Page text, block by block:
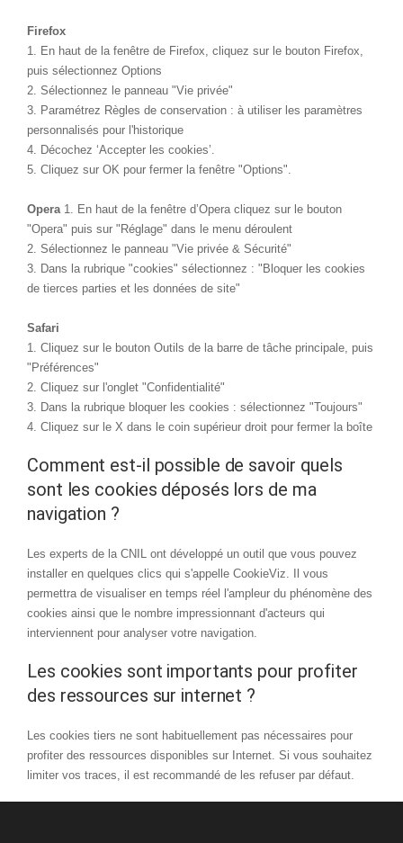
Firefox
1. En haut de la fenêtre de Firefox, cliquez sur le bouton Firefox,
puis sélectionnez Options
2. Sélectionnez le panneau "Vie privée"
3. Paramétrez Règles de conservation : à utiliser les paramètres
personnalisés pour l'historique
4. Décochez ‘Accepter les cookies’.
5. Cliquez sur OK pour fermer la fenêtre "Options".
Opera1. En haut de la fenêtre d’Opera cliquez sur le bouton
"Opera" puis sur "Réglage" dans le menu déroulent
2. Sélectionnez le panneau "Vie privée & Sécurité"
3. Dans la rubrique "cookies" sélectionnez : "Bloquer les cookies
de tierces parties et les données de site"
Safari
1. Cliquez sur le bouton Outils de la barre de tâche principale, puis
"Préférences"
2. Cliquez sur l'onglet "Confidentialité"
3. Dans la rubrique bloquer les cookies : sélectionnez "Toujours"
4. Cliquez sur le X dans le coin supérieur droit pour fermer la boîte
Comment est-il possible de savoir quels
sont les cookies déposés lors de ma
navigation ?
Les experts de la CNIL ont développé un outil que vous pouvez
installer en quelques clics qui s'appelle CookieViz. Il vous
permettra de visualiser en temps réel l'ampleur du phénomène des
cookies ainsi que le nombre impressionnant d'acteurs qui
interviennent pour analyser votre navigation.
Les cookies sont importants pour profiter
des ressources sur internet ?
Les cookies tiers ne sont habituellement pas nécessaires pour
profiter des ressources disponibles sur Internet. Si vous souhaitez
limiter vos traces, il est recommandé de les refuser par défaut.